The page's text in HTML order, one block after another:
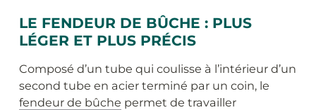
LE FENDEUR DE BÛCHE : PLUS
LÉGER ET PLUS PRÉCIS
Composé d’un tube qui coulisse à l’intérieur d’un
second tube en acier terminé par un coin, le
fendeur de bûche permet de travailler